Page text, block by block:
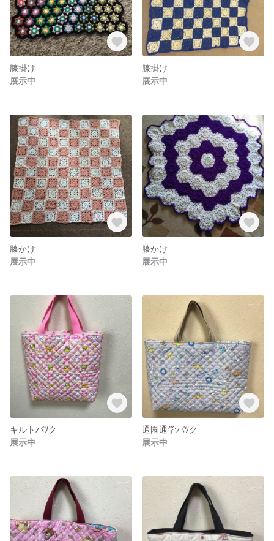
膝掛け
展示中
膝掛け
展示中
膝かけ
展示中
膝かけ
展示中
キルトバﾂク
展示中
通園通学バﾂク
展示中